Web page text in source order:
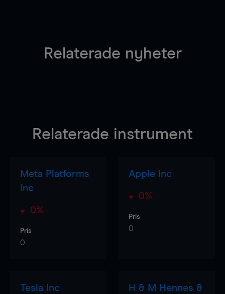
Relaterade nyheter
Relaterade instrument
Meta Platforms
Inc
0%
Pris
0
Apple Inc
0%
Pris
0
Tesla Inc
H & M Hennes &